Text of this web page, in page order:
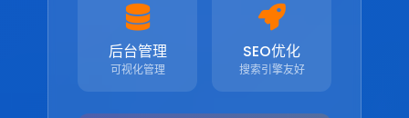
后台管理
可视化管理
SEO优化
搜索引擎友好